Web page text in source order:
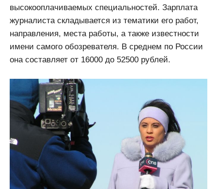
высокооплачиваемых специальностей. Зарплата
журналиста складывается из тематики его работ,
направления, места работы, а также известности
имени самого обозревателя. В среднем по России
она составляет от 16000 до 52500 рублей.